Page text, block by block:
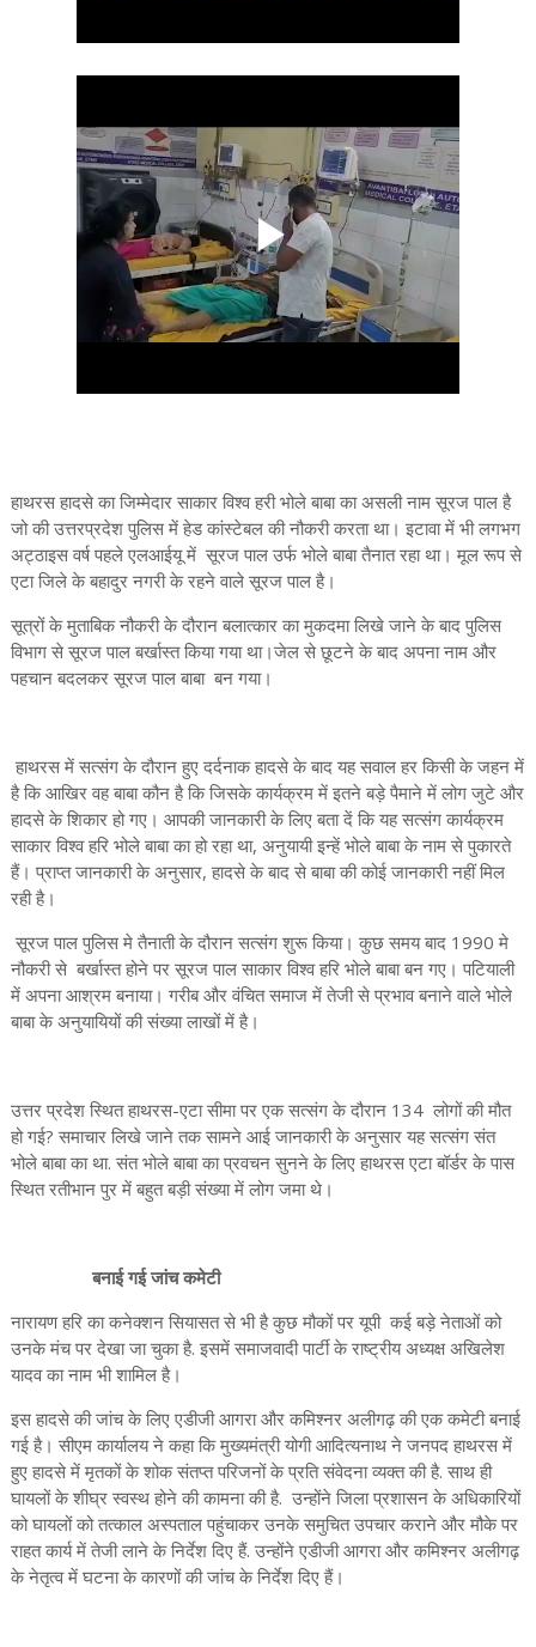
हाथरस हादसे का जिम्मेदार साकार विश्व हरी भोले बाबा का असली नाम सूरज पाल है
जो की उत्तरप्रदेश पुलिस में हेड कांस्टेबल की नौकरी करता था। इटावा में भी लगभग
अट्ठाइस वर्ष पहले एलआईयू में सूरज पाल उर्फ भोले बाबा तैनात रहा था। मूल रूप से
एटा जिले के बहादुर नगरी के रहने वाले सूरज पाल है।
सूत्रों के मुताबिक नौकरी के दौरान बलात्कार का मुकदमा लिखे जाने के बाद पुलिस
विभाग से सूरज पाल बर्खास्त किया गया था।जेल से छूटने के बाद अपना नाम और
पहचान बदलकर सूरज पाल बाबा बन गया।
हाथरस में सत्संग के दौरान हुए दर्दनाक हादसे के बाद यह सवाल हर किसी के जहन में
है कि आखिर वह बाबा कौन है कि जिसके कार्यक्रम में इतने बड़े पैमाने में लोग जुटे और
हादसे के शिकार हो गए। आपकी जानकारी के लिए बता दें कि यह सत्संग कार्यक्रम
साकार विश्व हरि भोले बाबा का हो रहा था, अनुयायी इन्हें भोले बाबा के नाम से पुकारते
हैं। प्राप्त जानकारी के अनुसार, हादसे के बाद से बाबा की कोई जानकारी नहीं मिल
रही है।
सूरज पाल पुलिस मे तैनाती के दौरान सत्संग शुरू किया। कुछ समय बाद 1990 मे
नौकरी से बर्खास्त होने पर सूरज पाल साकार विश्व हरि भोले बाबा बन गए। पटियाली
में अपना आश्रम बनाया। गरीब और वंचित समाज में तेजी से प्रभाव बनाने वाले भोले
बाबा के अनुयायियों की संख्या लाखों में है।
उत्तर प्रदेश स्थित हाथरस-एटा सीमा पर एक सत्संग के दौरान 134 लोगों की मौत
हो गई? समाचार लिखे जाने तक सामने आई जानकारी के अनुसार यह सत्संग संत
भोले बाबा का था. संत भोले बाबा का प्रवचन सुनने के लिए हाथरस एटा बॉर्डर के पास
स्थित रतीभान पुर में बहुत बड़ी संख्या में लोग जमा थे।
बनाई गई जांच कमेटी
नारायण हरि का कनेक्शन सियासत से भी है कुछ मौकों पर यूपी कई बड़े नेताओं को
उनके मंच पर देखा जा चुका है. इसमें समाजवादी पार्टी के राष्ट्रीय अध्यक्ष अखिलेश
यादव का नाम भी शामिल है।
इस हादसे की जांच के लिए एडीजी आगरा और कमिश्नर अलीगढ़ की एक कमेटी बनाई
गई है। सीएम कार्यालय ने कहा कि मुख्यमंत्री योगी आदित्यनाथ ने जनपद हाथरस में
हुए हादसे में मृतकों के शोक संतप्त परिजनों के प्रति संवेदना व्यक्त की है. साथ ही
घायलों के शीघ्र स्वस्थ होने की कामना की है. उन्होंने जिला प्रशासन के अधिकारियों
को घायलों को तत्काल अस्पताल पहुंचाकर उनके समुचित उपचार कराने और मौके पर
राहत कार्य में तेजी लाने के निर्देश दिए हैं. उन्होंने एडीजी आगरा और कमिश्नर अलीगढ़
के नेतृत्व में घटना के कारणों की जांच के निर्देश दिए हैं।